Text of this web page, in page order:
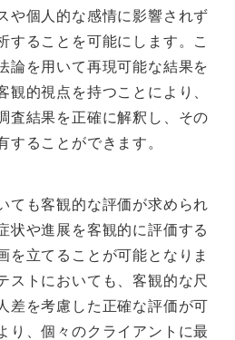
や個人的な感情に影響されず
することを可能にします。こ
論を用いて再現可能な結果を
的視点を持つことにより、
査結果を正確に解釈し、その
ることができます。
ても客観的な評価が求められ
状や進展を客観的に評価する
を立てることが可能となりま
ストにおいても、客観的な尺
差を考慮した正確な評価が可
り、個々のクライアントに最